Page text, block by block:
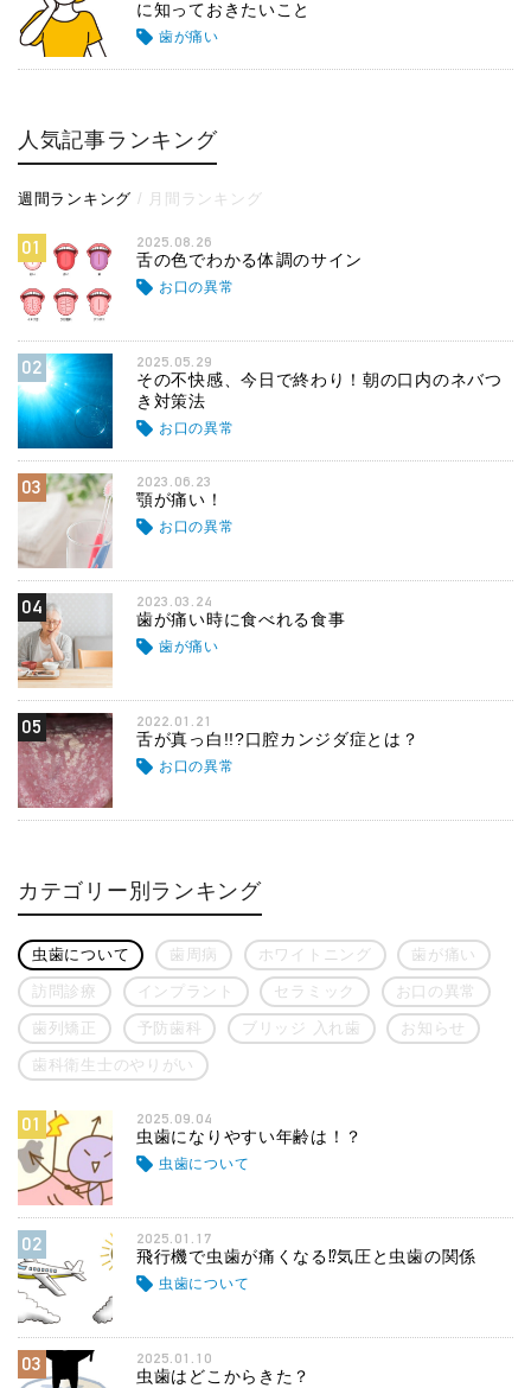
に知っておきたいこと
歯が痛い
人気記事ランキング
週間ランキング 月間ランキング
01 2025.08.26
舌の色でわかる体調のサイン
お口の異常
02 2025.05.29
その不快感、今日で終わり！朝の口内のネバつ
き対策法
お口の異常
03 2023.06.23
顎が痛い！
お口の異常
04 2023.03.24
歯が痛い時に食べれる食事
歯が痛い
05 2022.01.21
舌が真っ白!!?口腔カンジダ症とは？
お口の異常
カテゴリー別ランキング
虫歯について 歯周病 ホワイトニング 歯が痛い
訪問診療 インプラント セラミック お口の異常
歯列矯正 予防歯科 ブリッジ 入れ歯 お知らせ
歯科衛生士のやりがい
01 2025.09.04
虫歯になりやすい年齢は！？
虫歯について
02 2025.01.17
飛行機で虫歯が痛くなる⁉気圧と虫歯の関係
虫歯について
03 2025.01.10
虫歯はどこからきた？